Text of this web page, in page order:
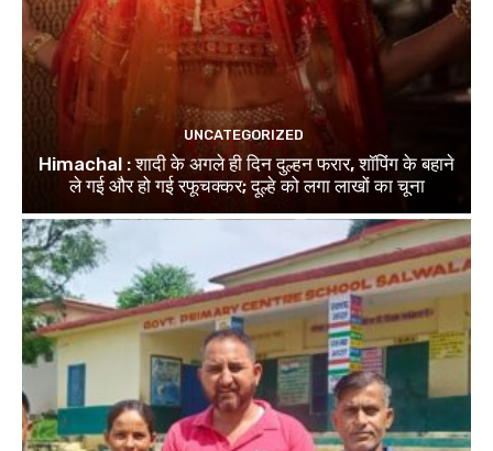
UNCATEGORIZED
Himachal : शादी के अगले ही दिन दुल्हन फरार, शॉपिंग के बहाने
ले गई और हो गई रफूचक्कर; दूल्हे को लगा लाखों का चूना